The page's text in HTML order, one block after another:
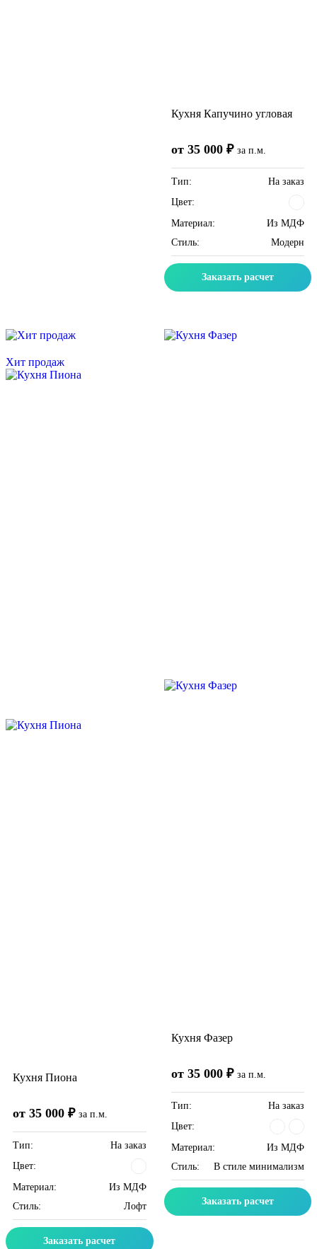
Кухня Капучино угловая
от 35 000 ₽ за п.м.
Тип:
На заказ
Цвет:
Материал:
Из МДФ
Стиль:
Модерн
Заказать расчет
Хит продаж
Кухня Пиона
от 35 000 ₽ за п.м.
Тип:
На заказ
Цвет:
Материал:
Из МДФ
Стиль:
Лофт
Заказать расчет
Кухня Фазер
от 35 000 ₽ за п.м.
Тип:
На заказ
Цвет:
Материал:
Из МДФ
Стиль:
В стиле минимализм
Заказать расчет